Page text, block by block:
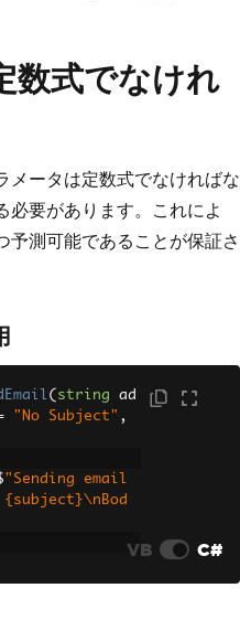
数式でなけれ
メータは定数式でなければな
必要があります。これによ
予測可能であることが保証さ
( string ad
"No Subject" ,
"Sending email
VB C#